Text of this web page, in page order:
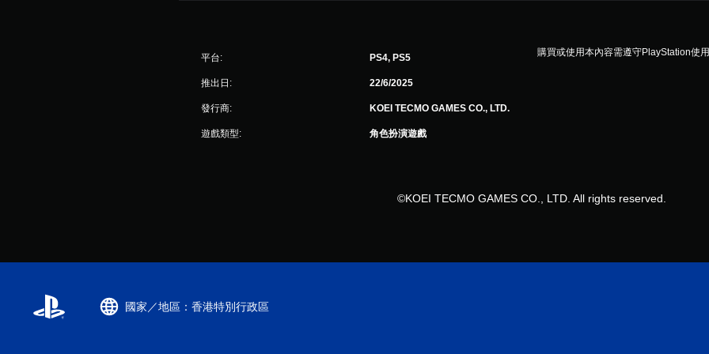
平台: PS4, PS5
推出日: 22/6/2025
發行商: KOEI TECMO GAMES CO., LTD.
遊戲類型: 角色扮演遊戲
購買或使用本內容需遵守PlayStation使
©KOEI TECMO GAMES CO., LTD. All rights reserved.
國家／地區：香港特別行政區